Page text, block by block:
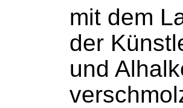
mit dem
der
und